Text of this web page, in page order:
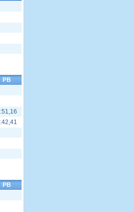
PB
PB